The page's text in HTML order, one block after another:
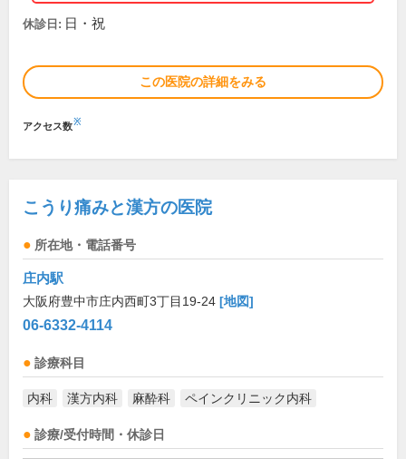
休診日: 日・祝
この医院の詳細をみる
アクセス数※
こうり痛みと漢方の医院
所在地・電話番号
庄内駅
大阪府豊中市庄内西町3丁目19-24 [地図]
06-6332-4114
診療科目
内科 漢方内科 麻酔科 ペインクリニック内科
診療/受付時間・休診日